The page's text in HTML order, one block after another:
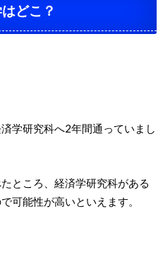
どこ？
学研究科へ2年間通っていまし
ところ、経済学研究科がある
可能性が高いといえます。